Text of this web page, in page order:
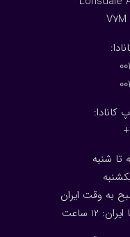
V7M
شنبه
1
2 ساعت